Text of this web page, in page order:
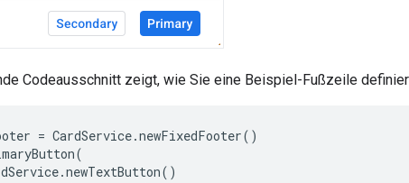
Codeausschnitt zeigt, wie Sie eine Beispiel-Fußzeile
= CardService.newFixedFooter()
(
.newTextButton()